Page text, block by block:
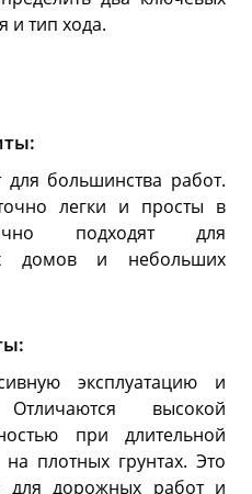
и тип хода.
большинства работ.
легки и просты в
подходят для
домов и небольших
эксплуатацию и
высокой
при длительной
плотных грунтах. Это
для дорожных работ и